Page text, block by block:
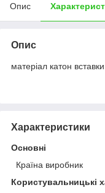
Опис
Опис
матеріал катон
Характеристики
Основні
Країна виробник
Користувальницькі